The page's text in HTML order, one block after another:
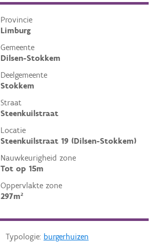
Provincie
Limburg
Gemeente
Dilsen-Stokkem
Deelgemeente
Stokkem
Straat
Steenkuilstraat
Locatie
Steenkuilstraat 19 (Dilsen-Stokkem)
Nauwkeurigheid zone
Tot op 15m
Oppervlakte zone
297m²
Typologie: burgerhuizen